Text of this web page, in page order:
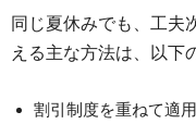
同じ夏休みでも、工夫
える主な方法は、以下
割引制度を重ねて適